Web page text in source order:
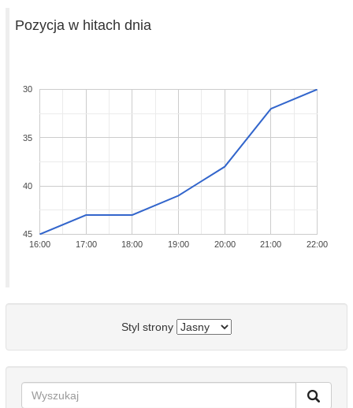
Pozycja w hitach dnia
16:00 17:00 18:00 19:00 20:00 21:00 22:00
30
35
40
45
Styl strony